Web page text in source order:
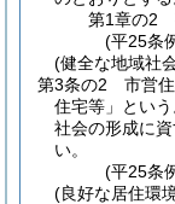
第1章の2
(平25条
(健全な地域社
第3条の2
市営
住宅等」とい
社会の形成に
い。
(平25条
(良好な居住環